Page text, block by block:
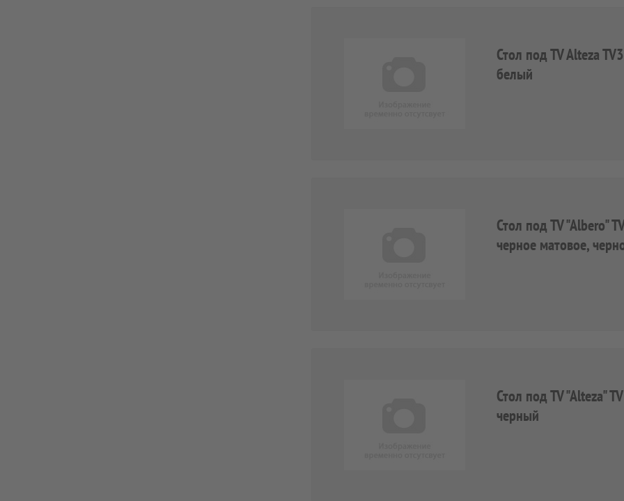
Стол под TV Alteza
белый
Стол под TV "Albero"
черное матовое,
Стол под TV "Alteza"
черный